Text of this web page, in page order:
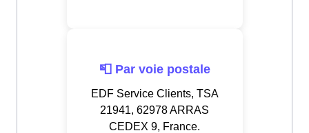
📮 Par voie postale
EDF Service Clients, TSA
21941, 62978 ARRAS
CEDEX 9, France.